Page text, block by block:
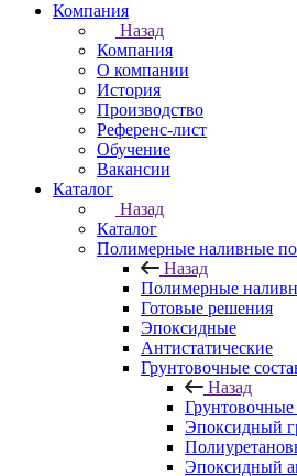
Компания
Назад
Компания
О компании
История
Производство
Референс-лист
Обучение
Вакансии
Каталог
Назад
Каталог
Полимерные наливные
Назад
Полимерные
Готовые решения
Эпоксидные
Антистатические
Грунтовочные
Назад
Грунтовочные
Эпоксидный
Эпоксидный